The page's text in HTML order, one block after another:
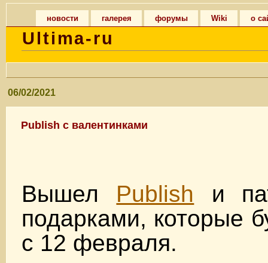
новости галерея форумы Wiki о
Ultima-ru
06/02/2021
Publish с валентинками
Вышел Publish и
подарками, которые
с 12 февраля.